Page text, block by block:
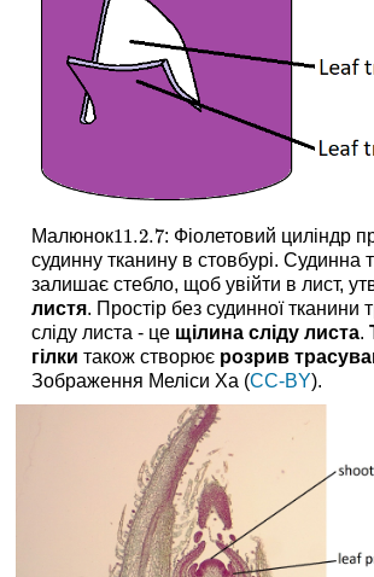
Малюнок11.2.7
11.2.7: Фіолетовий циліндр
судинну тканину в стовбурі. Судинна
залишає стебло, щоб увійти в лист,
листя. Простір без судинної тканини
сліду листа - це щілина сліду листа.
гілки також створює розрив
Зображення Меліси Ха (CC-BY).